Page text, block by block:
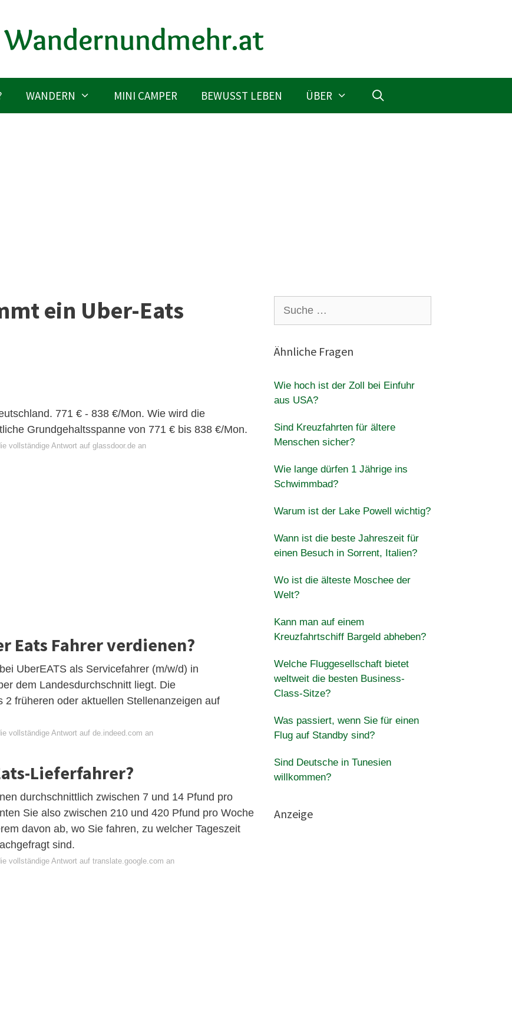
WANDERN MINI CAMPER BEWUSST LEBEN ÜBER
ein Uber-Eats
771 € - 838 €/Mon. Wie wird die
Grundgehaltsspanne von 771 € bis 838 €/Mon.
vollständige Antwort auf glassdoor.de an
Eats Fahrer verdienen?
UberEATS als Servicefahrer (m/w/d) in
dem Landesdurchschnitt liegt. Die
früheren oder aktuellen Stellenanzeigen auf
vollständige Antwort auf de.indeed.com an
Lieferfahrer?
durchschnittlich zwischen 7 und 14 Pfund pro
Sie also zwischen 210 und 420 Pfund pro Woche
davon ab, wo Sie fahren, zu welcher Tageszeit
sind.
vollständige Antwort auf translate.google.com an
nach:
Ähnliche Fragen
Wie hoch ist der Zoll bei Einfuhr
aus USA?
Sind Kreuzfahrten für ältere
Menschen sicher?
Wie lange dürfen 1 Jährige ins
Schwimmbad?
Warum ist der Lake Powell wichtig?
Wann ist die beste Jahreszeit für
einen Besuch in Sorrent, Italien?
Wo ist die älteste Moschee der
Welt?
Kann man auf einem
Kreuzfahrtschiff Bargeld abheben?
Welche Fluggesellschaft bietet
weltweit die besten Business-
Class-Sitze?
Was passiert, wenn Sie für einen
Flug auf Standby sind?
Sind Deutsche in Tunesien
willkommen?
Anzeige